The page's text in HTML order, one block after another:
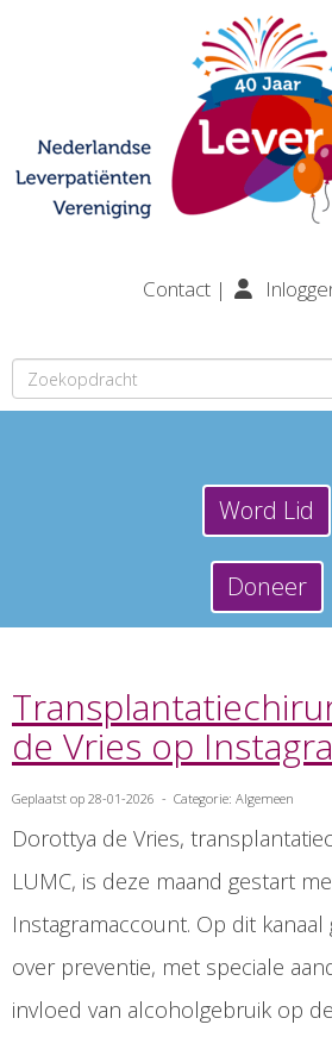
Contact |
Word Lid
Doneer
de Vries op
Geplaatst op 28-01-2026 - Categorie: Algemeen
Dorottya de Vries,
LUMC, is deze maand gestart
Instagramaccount. Op dit
over preventie, met speciale
invloed van alcoholgebruik op